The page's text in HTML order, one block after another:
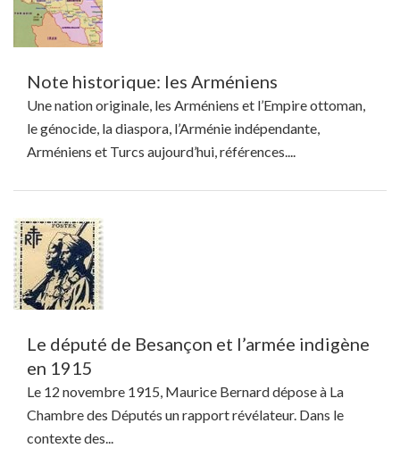
Note historique: les Arméniens
Une nation originale, les Arméniens et l’Empire ottoman,
le génocide, la diaspora, l’Arménie indépendante,
Arméniens et Turcs aujourd’hui, références....
Le député de Besançon et l’armée indigène
en 1915
Le 12 novembre 1915, Maurice Bernard dépose à La
Chambre des Députés un rapport révélateur. Dans le
contexte des...